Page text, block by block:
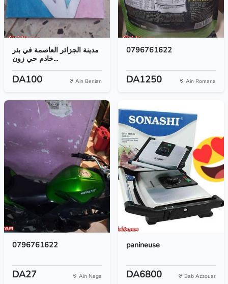
مدينة الجزائر العاصمة في بئر
خادم حي زون...
DA100 Ain Benian
0796761622
DA1250 Ain Romana
0796761622
DA27 Ain Naga
panineuse
DA6800 Bab Azzouar